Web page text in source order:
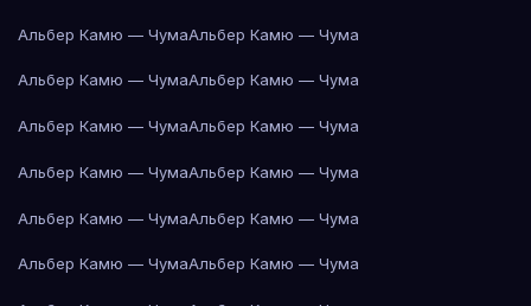
Альбер Камю — ЧумаАльбер Камю — Чума
Альбер Камю — ЧумаАльбер Камю — Чума
Альбер Камю — ЧумаАльбер Камю — Чума
Альбер Камю — ЧумаАльбер Камю — Чума
Альбер Камю — ЧумаАльбер Камю — Чума
Альбер Камю — ЧумаАльбер Камю — Чума